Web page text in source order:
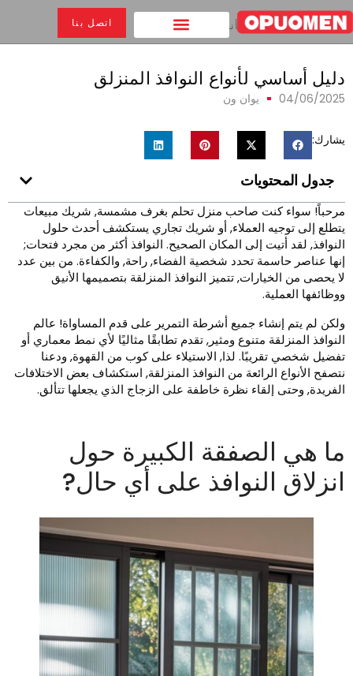
اتصل بنا بيت > دليل أساسي لأنواع النوافذ المنزلق
أساسي لأنواع النوافذ المنزلق
04/06/ يوان ون
جدول المحتويات
سواء كنت صاحب منزل تحلم بغرف مشمسة, شريك مبيعات
إلى توجيه العملاء, أو شريك تجاري يستكشف أحدث حلول
لقد أتيت إلى المكان الصحيح. النوافذ أكثر من مجرد فتحات;
عناصر حاسمة تحدد شخصية الفضاء, راحة, والكفاءة. من بين عدد
يحصى من الخيارات, تتميز النوافذ المنزلقة بتصميمها الأنيق
العملية.
لم يتم إنشاء جميع أشرطة التمرير على قدم المساواة! عالم
المنزلقة متنوع ومثير, تقدم تطابقًا مثاليًا لأي نمط معماري أو
شخصي تقريبًا. لذا, الاستيلاء على كوب من القهوة, ودعنا
الأنواع الرائعة من النوافذ المنزلقة, استكشاف بعض الاختلافات
وحتى إلقاء نظرة خاطفة على الزجاج الذي يجعلها تتألق.
هي الصفقة الكبيرة حول
النوافذ على أي حال?